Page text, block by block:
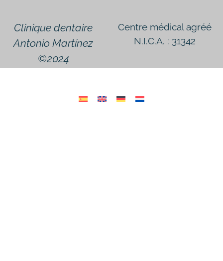
Clinique dentaire
Antonio Martínez
©2024
Centre médical agréé
N.I.C.A. : 31342